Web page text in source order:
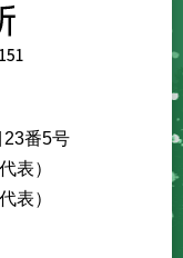
23番5号
表）
表）